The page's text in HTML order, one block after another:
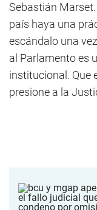
Sebastián Marset.
país haya una
escándalo una
al Parlamento es
institucional. Que
presione a la